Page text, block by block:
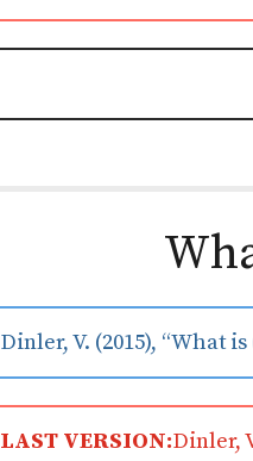
Dinler, V. (2015), “What
LAST VERSION:Dinler,